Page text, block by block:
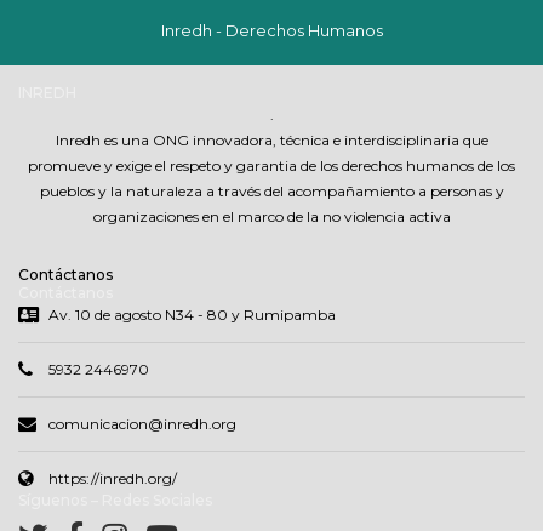
Inredh - Derechos Humanos
Inredh es una ONG innovadora, técnica e interdisciplinaria que
promueve y exige el respeto y garantia de los derechos humanos de los
pueblos y la naturaleza a través del acompañamiento a personas y
organizaciones en el marco de la no violencia activa
Contáctanos
Av. 10 de agosto N34 - 80 y Rumipamba
5932 2446970
comunicacion@inredh.org
https://inredh.org/